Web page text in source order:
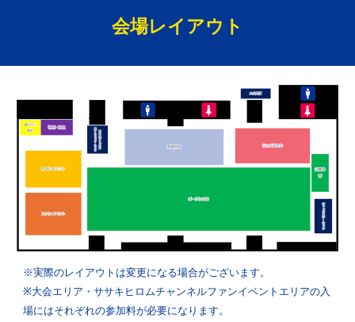
会場レイアウト
※実際のレイアウトは変更になる場合がございます。
※大会エリア・ササキヒロムチャンネルファンイベントエリアの入
場にはそれぞれの参加料が必要になります。